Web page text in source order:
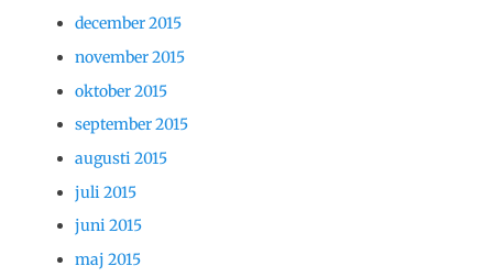
december 2015
november 2015
oktober 2015
september 2015
augusti 2015
juli 2015
juni 2015
maj 2015